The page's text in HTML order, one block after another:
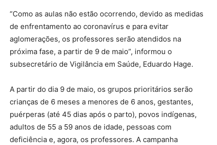
“Como as aulas não estão ocorrendo, devido as medidas
de enfrentamento ao coronavírus e para evitar
aglomerações, os professores serão atendidos na
próxima fase, a partir de 9 de maio”, informou o
subsecretário de Vigilância em Saúde, Eduardo Hage.
A partir do dia 9 de maio, os grupos prioritários serão
crianças de 6 meses a menores de 6 anos, gestantes,
puérperas (até 45 dias após o parto), povos indígenas,
adultos de 55 a 59 anos de idade, pessoas com
deficiência e, agora, os professores. A campanha